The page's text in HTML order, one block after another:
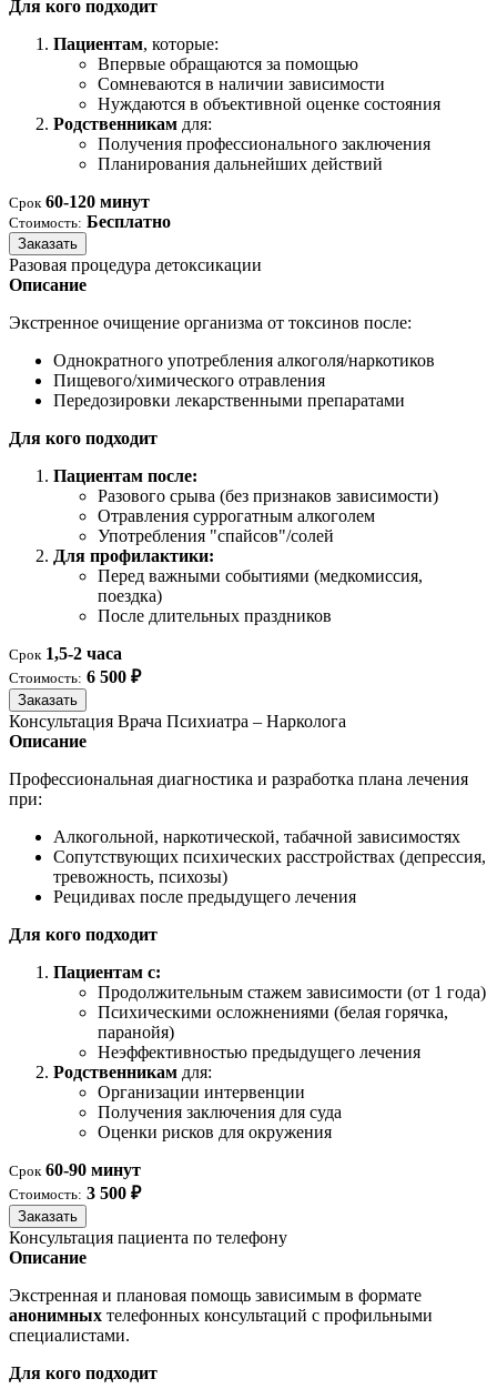
Для кого подходит
Пациентам, которые:
Впервые обращаются за помощью
Сомневаются в наличии зависимости
Нуждаются в объективной оценке состояния
Родственникам для:
Получения профессионального заключения
Планирования дальнейших действий
Срок 60-120 минут
Стоимость: Бесплатно
Заказать
Разовая процедура детоксикации
Описание
Экстренное очищение организма от токсинов после:
Однократного употребления алкоголя/наркотиков
Пищевого/химического отравления
Передозировки лекарственными препаратами
Для кого подходит
Пациентам после:
Разового срыва (без признаков зависимости)
Отравления суррогатным алкоголем
Употребления "спайсов"/солей
Для профилактики:
Перед важными событиями (медкомиссия,
поездка)
После длительных праздников
Срок 1,5-2 часа
Стоимость: 6 500 ₽
Заказать
Консультация Врача Психиатра – Нарколога
Описание
Профессиональная диагностика и разработка плана лечения
при:
Алкогольной, наркотической, табачной зависимостях
Сопутствующих психических расстройствах (депрессия,
тревожность, психозы)
Рецидивах после предыдущего лечения
Для кого подходит
Пациентам с:
Продолжительным стажем зависимости (от 1 года)
Психическими осложнениями (белая горячка,
паранойя)
Неэффективностью предыдущего лечения
Родственникам для:
Организации интервенции
Получения заключения для суда
Оценки рисков для окружения
Срок 60-90 минут
Стоимость: 3 500 ₽
Заказать
Консультация пациента по телефону
Описание
Экстренная и плановая помощь зависимым в формате
анонимных телефонных консультаций с профильными
специалистами.
Для кого подходит